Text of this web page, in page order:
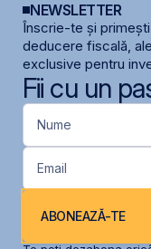
NEWSLETTER
Înscrie-te și
deducere fiscală,
exclusive pentru
Fii cu un
Nume
Email
ABONEAZĂ-TE